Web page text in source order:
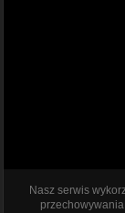
Nasz serwis